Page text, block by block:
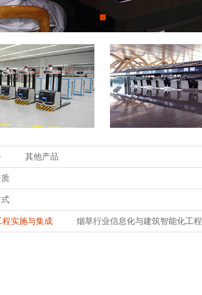
其他产品
程实施与集成 烟草行业信息化与建筑智能化工程